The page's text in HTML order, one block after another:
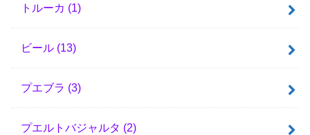
トルーカ (1)
ビール (13)
プエブラ (3)
プエルトバジャルタ (2)